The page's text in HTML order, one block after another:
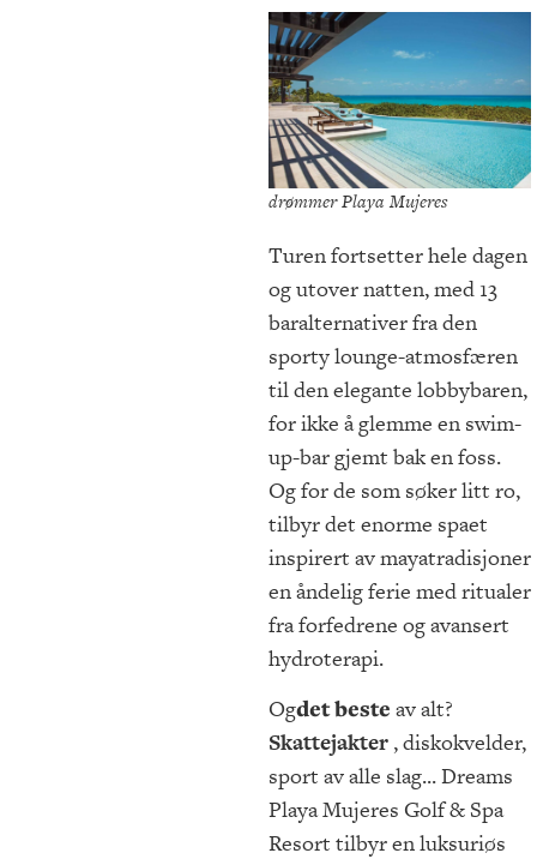
drømmer Playa Mujeres
Turen fortsetter hele dagen
og utover natten, med 13
baralternativer fra den
sporty lounge-atmosfæren
til den elegante lobbybaren,
for ikke å glemme en swim-
up-bar gjemt bak en foss.
Og for de som søker litt ro,
tilbyr det enorme spaet
inspirert av mayatradisjoner
en åndelig ferie med ritualer
fra forfedrene og avansert
hydroterapi.
Ogdet beste av alt?
Skattejakter , diskokvelder,
sport av alle slag... Dreams
Playa Mujeres Golf & Spa
Resort tilbyr en luksuriøs